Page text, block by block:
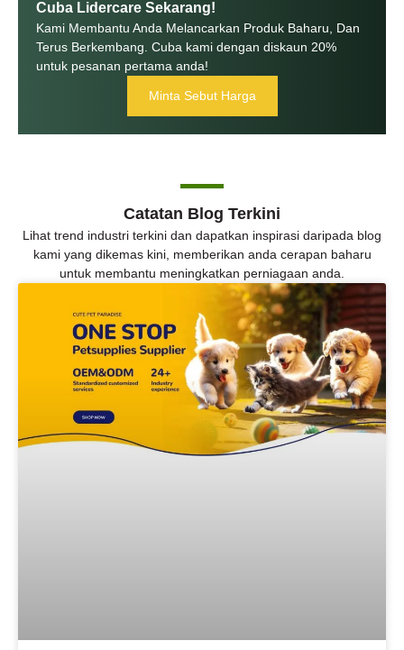
Cuba Lidercare Sekarang!
Kami Membantu Anda Melancarkan Produk Baharu, Dan
Terus Berkembang. Cuba kami dengan diskaun 20%
untuk pesanan pertama anda!
Minta Sebut Harga
Catatan Blog Terkini
Lihat trend industri terkini dan dapatkan inspirasi daripada blog
kami yang dikemas kini, memberikan anda cerapan baharu
untuk membantu meningkatkan perniagaan anda.